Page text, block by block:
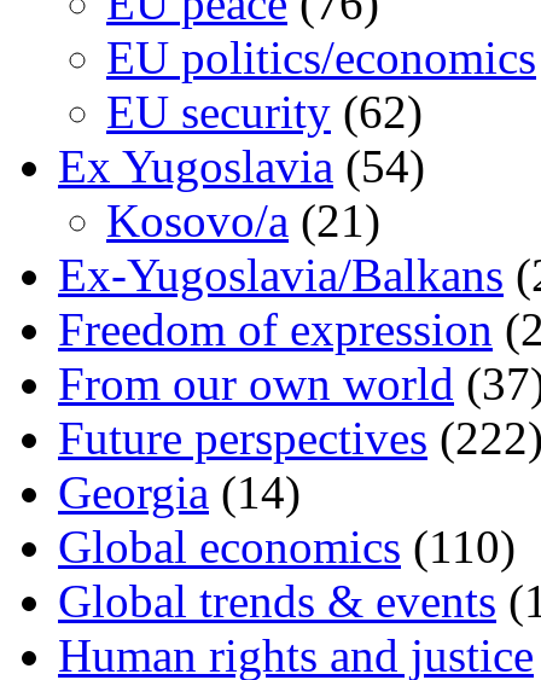
EU politics/economics
EU security (62)
Ex Yugoslavia (54)
Kosovo/a (21)
Ex-Yugoslavia/Balkans
Freedom of expression
From our own world
Future perspectives
Georgia (14)
Global economics (110)
Global trends & events
Human rights and justice